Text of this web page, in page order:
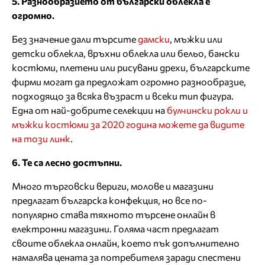
огромно.
Без значение дали търситедамски, мъжки или
детски облекла, връхни облекла или бельо, бански
костюми, плетени или рисувани дрехи, българските
фирми могат да предложат огромно разнообразие,
подходящо за всяка възраст и всеки тип фигура.
Една от най-добрите селекции на булчински рокли и
мъжки костюми за 2020 година можете да видите
на този линк.
6. Те са лесно достъпни.
Много търговски вериги, молове и магазини
предлагат българска конфекция, но все по-
популярно става тяхното търсене онлайн в
електронни магазини. Голяма част предлагат
своите облекла онлайн, което пък допълнително
намалява цената за потребителя заради спестени